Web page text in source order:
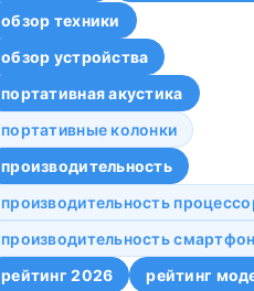
обзор техники
обзор устройства
портативная акустика
портативные колонки
производительность
производительность
производительность
рейтинг 2026
рейтинг